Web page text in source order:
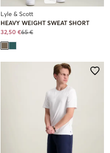
Lyle & Scott
HEAVY WEIGHT SWEAT SHORT
32,50 €65 €